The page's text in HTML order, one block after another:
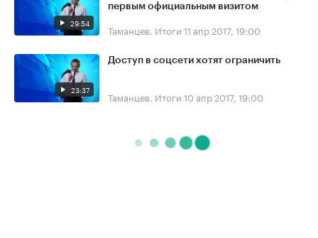
29:54
первым официальным визитом
Таманцев. Итоги 11 апр 2017, 19:00
23:37
Доступ в соцсети хотят ограничить
Таманцев. Итоги 10 апр 2017, 19:00